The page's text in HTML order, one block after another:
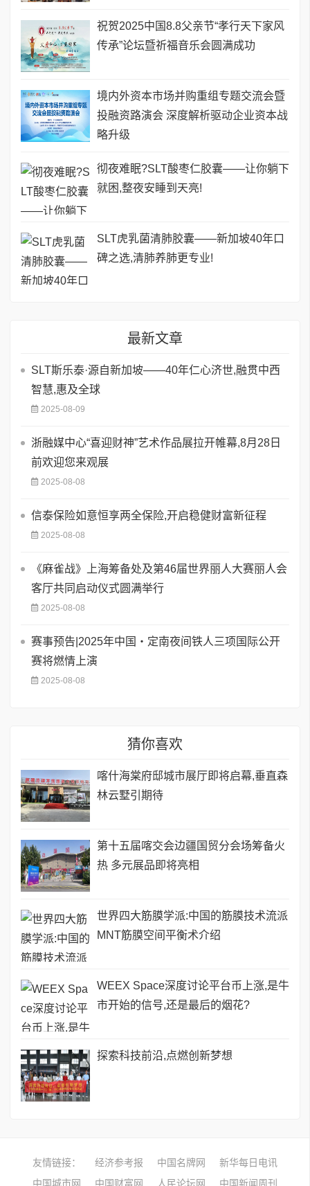
祝贺2025中国8.8父亲节“孝行天下家风
传承”论坛暨祈福音乐会圆满成功
境内外资本市场并购重组专题交流会暨
投融资路演会 深度解析驱动企业资本战
略升级
彻夜难眠?SLT酸枣仁胶囊——让你躺下
就困,整夜安睡到天亮!
SLT虎乳菌清肺胶囊——新加坡40年口
碑之选,清肺养肺更专业!
最新文章
SLT斯乐泰·源自新加坡——40年仁心济世,融贯中西
智慧,惠及全球
2025-08-09
浙融媒中心“喜迎财神”艺术作品展拉开帷幕,8月28日
前欢迎您来观展
2025-08-08
信泰保险如意恒享两全保险,开启稳健财富新征程
2025-08-08
《麻雀战》上海筹备处及第46届世界丽人大赛丽人会
客厅共同启动仪式圆满举行
2025-08-08
赛事预告|2025年中国・定南夜间铁人三项国际公开
赛将燃情上演
2025-08-08
猜你喜欢
喀什海棠府邸城市展厅即将启幕,垂直森
林云墅引期待
第十五届喀交会边疆国贸分会场筹备火
热 多元展品即将亮相
世界四大筋膜学派:中国的筋膜技术流派
MNT筋膜空间平衡术介绍
WEEX Space深度讨论平台币上涨,是牛
市开始的信号,还是最后的烟花?
探索科技前沿,点燃创新梦想
友情链接： 经济参考报 中国名牌网
新华每日电讯
中国城市网
中国财富网 人民论坛网 中国新闻周刊